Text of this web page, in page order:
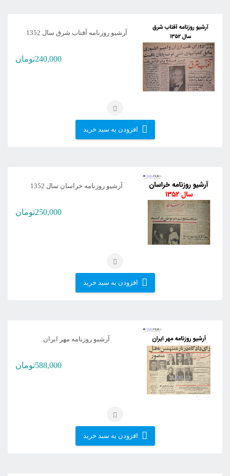
آرشیو روزنامه آفتاب شرق سال 1352
240,000تومان
افزودن به سبد خرید
آرشیو روزنامه خراسان سال 1352
250,000تومان
افزودن به سبد خرید
آرشیو روزنامه مهر ایران
588,000تومان
افزودن به سبد خرید